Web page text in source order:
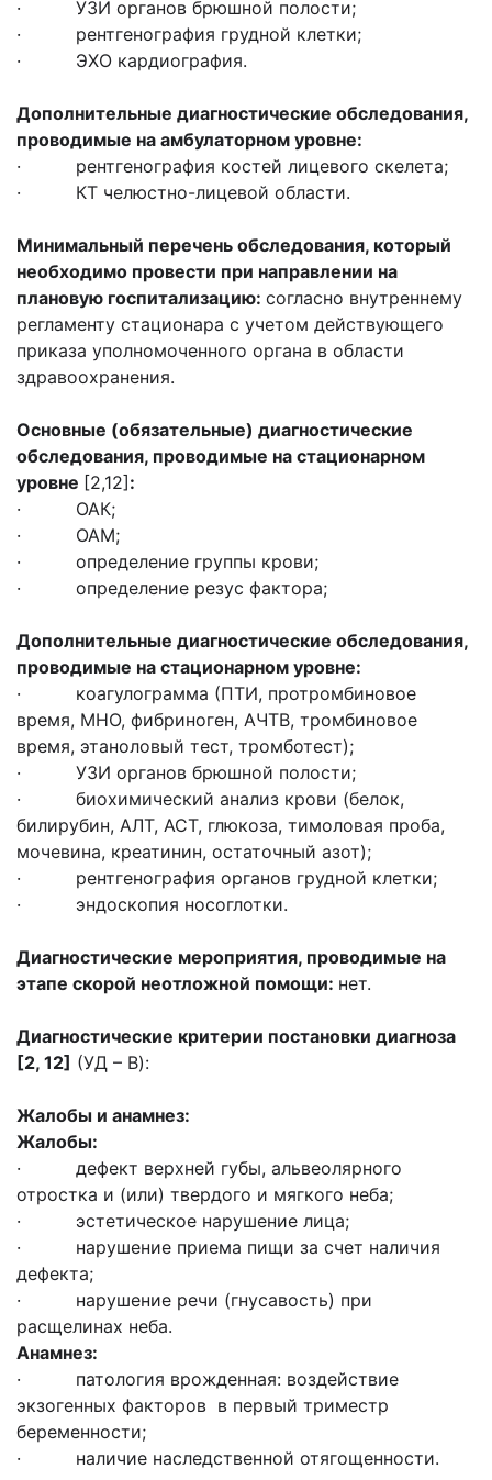
· УЗИ органов брюшной полости;
· рентгенография грудной клетки;
· ЭХО кардиография.
Дополнительные диагностические обследования,
проводимые на амбулаторном уровне:
· рентгенография костей лицевого скелета;
· КТ челюстно-лицевой области.
Минимальный перечень обследования, который
необходимо провести при направлении на
плановую госпитализацию: согласно внутреннему
регламенту стационара с учетом действующего
приказа уполномоченного органа в области
здравоохранения.
Основные (обязательные) диагностические
обследования, проводимые на стационарном
уровне [2,12] :
· ОАК;
· ОАМ;
· определение группы крови;
· определение резус фактора;
Дополнительные диагностические обследования,
проводимые на стационарном уровне:
· коагулограмма (ПТИ, протромбиновое
время, МНО, фибриноген, АЧТВ, тромбиновое
время, этаноловый тест, тромботест);
· УЗИ органов брюшной полости;
· биохимический анализ крови (белок,
билирубин, АЛТ, АСТ, глюкоза, тимоловая проба,
мочевина, креатинин, остаточный азот);
· рентгенография органов грудной клетки;
· эндоскопия носоглотки.
Диагностические мероприятия, проводимые на
этапе скорой неотложной помощи: нет.
Диагностические критерии постановки диагноза
[2, 12] (УД – B):
Жалобы и анамнез:
Жалобы:
· дефект верхней губы, альвеолярного
отростка и (или) твердого и мягкого неба;
· эстетическое нарушение лица;
· нарушение приема пищи за счет наличия
дефекта;
· нарушение речи (гнусавость) при
расщелинах неба.
Анамнез:
· патология врожденная: воздействие
экзогенных факторов в первый триместр
беременности;
· наличие наследственной отягощенности.